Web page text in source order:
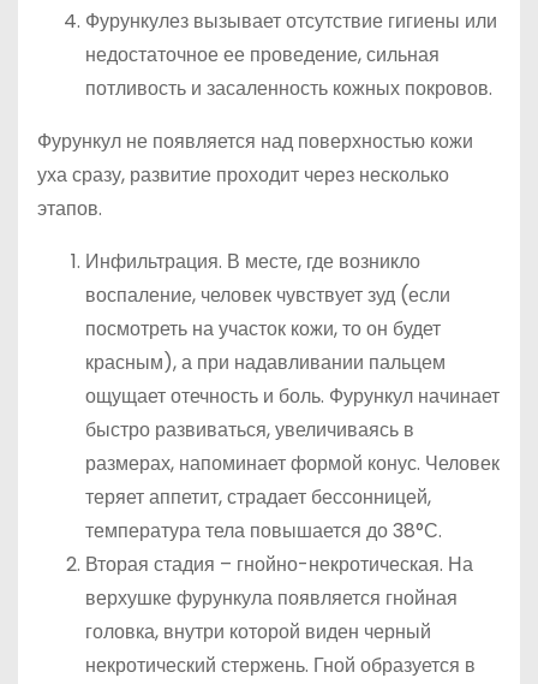
Фурункулез вызывает отсутствие гигиены или
недостаточное ее проведение, сильная
потливость и засаленность кожных покровов.
Фурункул не появляется над поверхностью кожи
уха сразу, развитие проходит через несколько
этапов.
Инфильтрация. В месте, где возникло
воспаление, человек чувствует зуд (если
посмотреть на участок кожи, то он будет
красным), а при надавливании пальцем
ощущает отечность и боль. Фурункул начинает
быстро развиваться, увеличиваясь в
размерах, напоминает формой конус. Человек
теряет аппетит, страдает бессонницей,
температура тела повышается до 38°С.
Вторая стадия – гнойно-некротическая. На
верхушке фурункула появляется гнойная
головка, внутри которой виден черный
некротический стержень. Гной образуется в